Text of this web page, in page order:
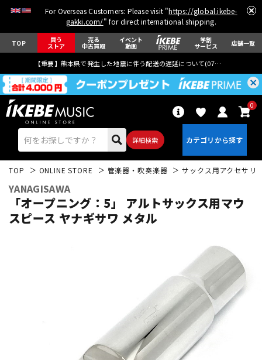
For Overseas Customers: Please visit "https://global.ikebe-
gakki.com/" for direct international shipping.
TOP 買う
ストア
売る
中古買取
イベント
動画
学割
サービス 店舗一覧
【重要】熊本県で発生した地震に伴う配送の遅延について(07月29日
詳細検索
0
ウクレレ
パーカッション
TOP ONLINE STORE 管楽器・吹奏楽器 サックス用アクセサリ
YANAGISAWA
「オープニング：5」 アルトサックス用マウ
スピース ヤナギサワ メタル